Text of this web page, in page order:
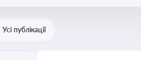
Усі публікації